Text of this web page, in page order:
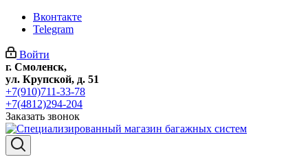
Вконтакте
Telegram
Войти
г. Смоленск,
ул. Крупской, д. 51
+7(910)711-33-78
+7(4812)294-204
Заказать звонок